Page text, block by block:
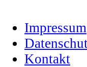
Impressum
Kontakt